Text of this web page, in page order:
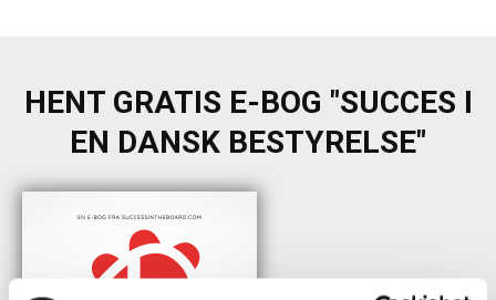
HENT GRATIS E-BOG "SUCCES I
EN DANSK BESTYRELSE"